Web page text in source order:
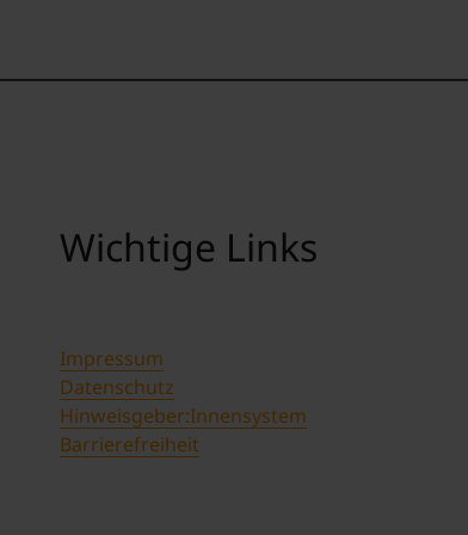
Wichtige Links
Impressum
Datenschutz
Hinweisgeber:Innensystem
Barrierefreiheit